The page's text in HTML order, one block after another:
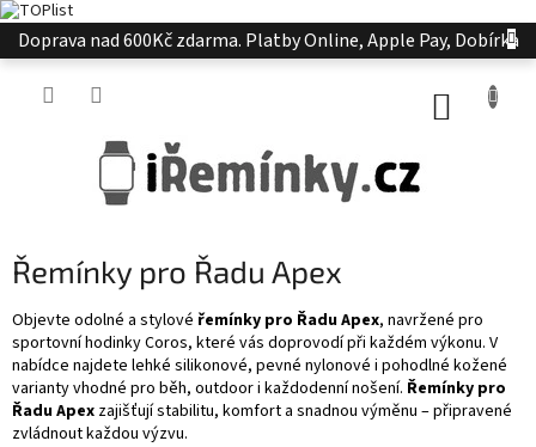
Přejít
na
Doprava nad 600Kč zdarma. Platby Online, Apple Pay, Dobírka
Řemínky pro Řadu Apex
Objevte odolné a stylové řemínky pro Řadu Apex, navržené pro
sportovní hodinky Coros, které vás doprovodí při každém výkonu. V
nabídce najdete lehké silikonové, pevné nylonové i pohodlné kožené
varianty vhodné pro běh, outdoor i každodenní nošení. Řemínky pro
Řadu Apex zajišťují stabilitu, komfort a snadnou výměnu – připravené
zvládnout každou výzvu.